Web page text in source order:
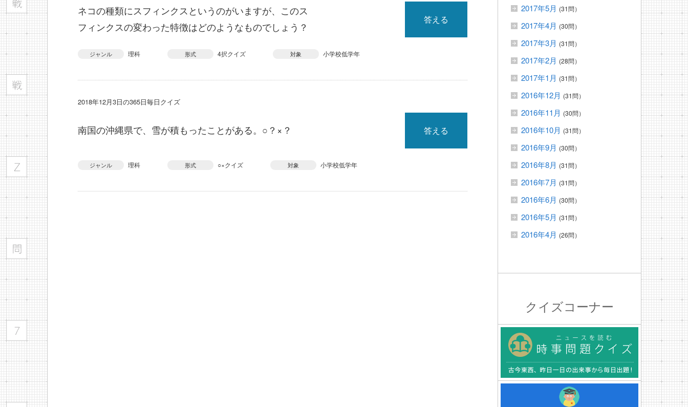
ネコの種類にスフィンクスというのがいますが、このス
フィンクスの変わった特徴はどのようなものでしょう？
答える
ジャンル 理科 形式 4択クイズ 対象 小学校低学年
2018年12月3日の365日毎日クイズ
南国の沖縄県で、雪が積もったことがある。○？×？ 答える
ジャンル 理科 形式 ○×クイズ 対象 小学校低学年
2017年5月 (31問）
2017年4月 (30問）
2017年3月 (31問）
2017年2月 (28問）
2017年1月 (31問）
2016年12月 (31問）
2016年11月 (30問）
2016年10月 (31問）
2016年9月 (30問）
2016年8月 (31問）
2016年7月 (31問）
2016年6月 (30問）
2016年5月 (31問）
2016年4月 (26問）
クイズコーナー